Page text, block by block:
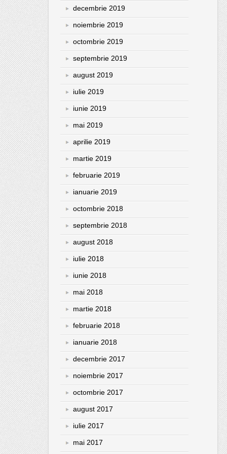
decembrie 2019
noiembrie 2019
octombrie 2019
septembrie 2019
august 2019
iulie 2019
iunie 2019
mai 2019
aprilie 2019
martie 2019
februarie 2019
ianuarie 2019
octombrie 2018
septembrie 2018
august 2018
iulie 2018
iunie 2018
mai 2018
martie 2018
februarie 2018
ianuarie 2018
decembrie 2017
noiembrie 2017
octombrie 2017
august 2017
iulie 2017
mai 2017